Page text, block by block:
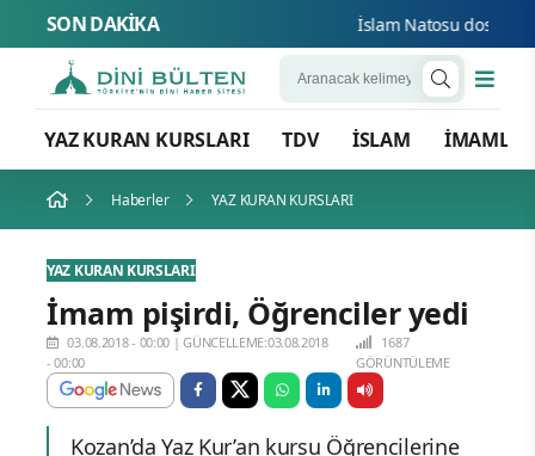
SON DAKİKA İslam Natosu dosta
YAZ KURAN KURSLARI TDV İSLAM İMAMLAR
Haberler YAZ KURAN KURSLARI
YAZ KURAN KURSLARI
İmam pişirdi, Öğrenciler yedi
03.08.2018 - 00:00 |GÜNCELLEME:03.08.2018
- 00:00
1687
GÖRÜNTÜLEME
Kozan’da Yaz Kur’an kursu Öğrencilerine